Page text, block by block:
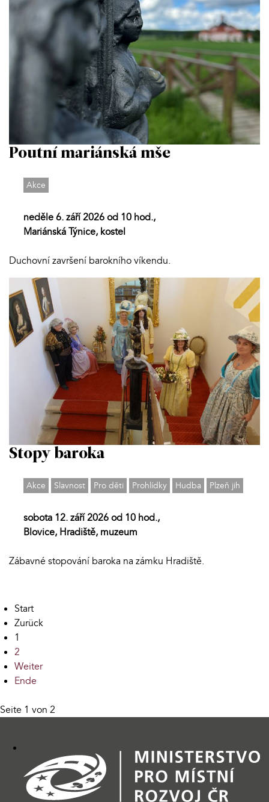
Poutní mariánská mše
Akce
neděle 6. září 2026 od 10 hod.,
Mariánská Týnice, kostel
Duchovní završení barokního víkendu.
Stopy baroka
Akce Slavnost Pro děti Prohlídky Hudba Plzeň jih
sobota 12. září 2026 od 10 hod.,
Blovice, Hradiště, muzeum
Zábavné stopování baroka na zámku Hradiště.
Start
Zurück
1
2
Weiter
Ende
Seite 1 von 2